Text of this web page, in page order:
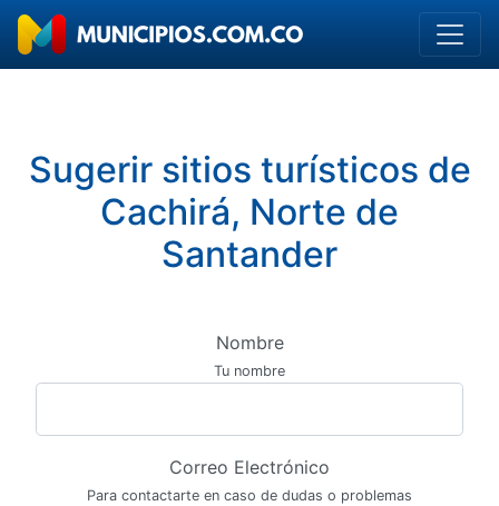
Sugerir sitios turísticos de
Cachirá, Norte de
Santander
Nombre
Tu nombre
Correo Electrónico
Para contactarte en caso de dudas o problemas